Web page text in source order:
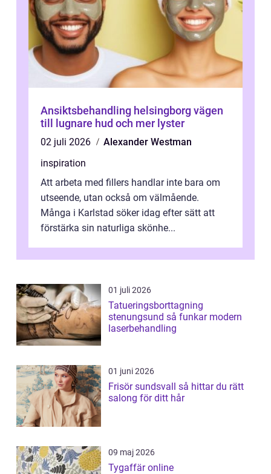
Ansiktsbehandling helsingborg vägen
till lugnare hud och mer lyster
02 juli 2026
Alexander Westman
inspiration
Att arbeta med fillers handlar inte bara om
utseende, utan också om välmående.
Många i Karlstad söker idag efter sätt att
förstärka sin naturliga skönhe...
01 juli 2026
Tatueringsborttagning
stenungsund så funkar modern
laserbehandling
01 juni 2026
Frisör sundsvall så hittar du rätt
salong för ditt hår
09 maj 2026
Tygaffär online